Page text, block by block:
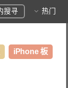
搜寻 热门
iPhone 板